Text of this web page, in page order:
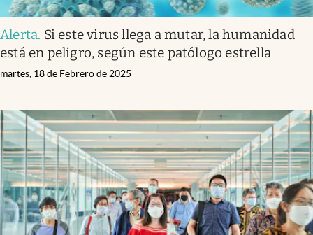
Alerta. Si este virus llega a mutar, la humanidad
está en peligro, según este patólogo estrella
martes, 18 de Febrero de 2025